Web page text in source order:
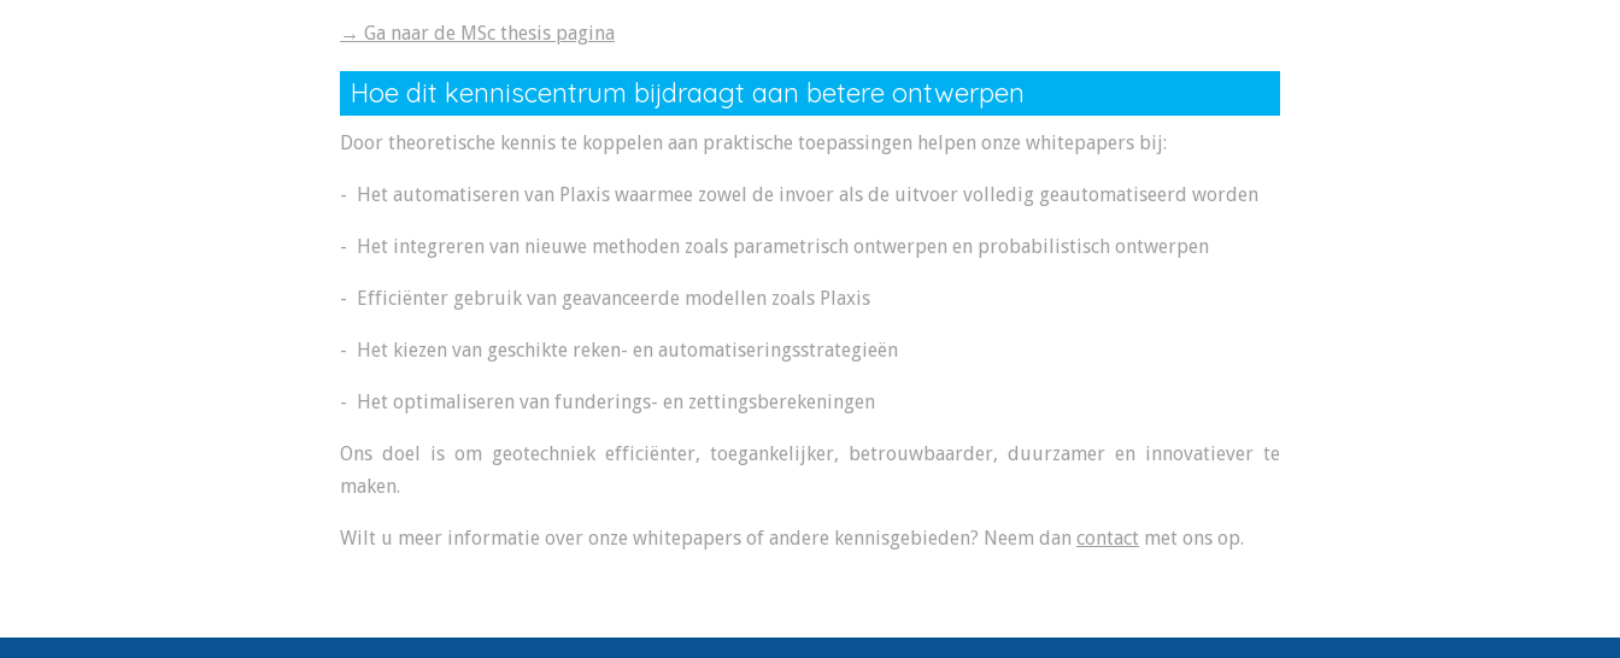
→ Ga naar de MSc thesis pagina
Hoe dit kenniscentrum bijdraagt aan betere ontwerpen
Door theoretische kennis te koppelen aan praktische toepassingen helpen onze whitepapers bij:
- Het automatiseren van Plaxis waarmee zowel de invoer als de uitvoer volledig geautomatiseerd worden
- Het integreren van nieuwe methoden zoals parametrisch ontwerpen en probabilistisch ontwerpen
- Efficiënter gebruik van geavanceerde modellen zoals Plaxis
- Het kiezen van geschikte reken- en automatiseringsstrategieën
- Het optimaliseren van funderings- en zettingsberekeningen
Ons doel is om geotechniek efficiënter, toegankelijker, betrouwbaarder, duurzamer en innovatiever te
maken.
Wilt u meer informatie over onze whitepapers of andere kennisgebieden? Neem dan contact met ons op.